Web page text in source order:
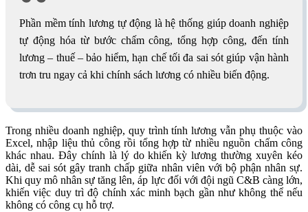
Phần mềm tính lương tự động là hệ thống giúp doanh nghiệp
tự động hóa từ bước chấm công, tổng hợp công, đến tính
lương – thuế – bảo hiểm, hạn chế tối đa sai sót giúp vận hành
trơn tru ngay cả khi chính sách lương có nhiều biến động.
Trong nhiều doanh nghiệp, quy trình tính lương vẫn phụ thuộc vào
Excel, nhập liệu thủ công rồi tổng hợp từ nhiều nguồn chấm công
khác nhau. Đây chính là lý do khiến kỳ lương thường xuyên kéo
dài, dễ sai sót gây tranh chấp giữa nhân viên với bộ phận nhân sự.
Khi quy mô nhân sự tăng lên, áp lực đối với đội ngũ C&B càng lớn,
khiến việc duy trì độ chính xác minh bạch gần như không thể nếu
không có công cụ hỗ trợ.